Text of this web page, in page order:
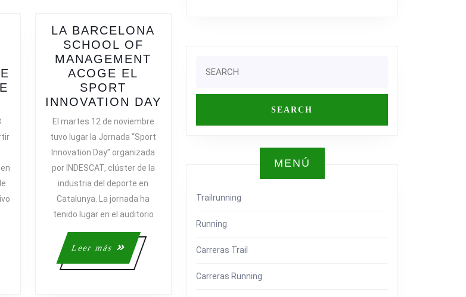
DICIEMBRE,
PARA
EMPRENDEDORES
EN
EL
CENTRE
LA BARCELONA
SCHOOL OF
MANAGEMENT
ACOGE EL
SPORT
INNOVATION DAY
SCHOOL
SPORT
El martes 12 de noviembre
tuvo lugar la Jornada “Sport
Innovation Day” organizada
por INDESCAT, clúster de la
industria del deporte en
Catalunya. La jornada ha
tenido lugar en el auditorio
Leer más
Leer
más
for:
MENÚ
Trailrunning
Running
Carreras Trail
Carreras Running